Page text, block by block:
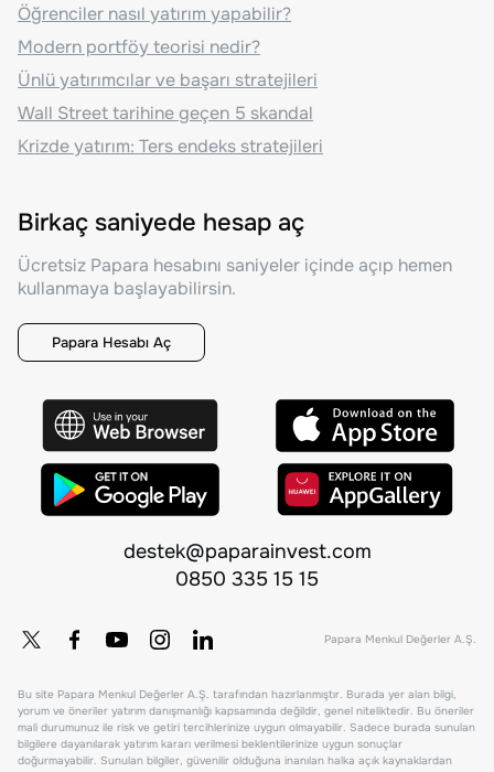
Öğrenciler nasıl yatırım yapabilir?
Modern portföy teorisi nedir?
Ünlü yatırımcılar ve başarı stratejileri
Wall Street tarihine geçen 5 skandal
Krizde yatırım: Ters endeks stratejileri
Birkaç saniyede hesap aç
Ücretsiz Papara hesabını saniyeler içinde açıp hemen
kullanmaya başlayabilirsin.
Papara Hesabı Aç
destek@paparainvest.com
0850 335 15 15
Papara Menkul Değerler A.Ş.
Bu site Papara Menkul Değerler A.Ş. tarafından hazırlanmıştır. Burada yer alan bilgi,
yorum ve öneriler yatırım danışmanlığı kapsamında değildir, genel niteliktedir. Bu öneriler
mali durumunuz ile risk ve getiri tercihlerinize uygun olmayabilir. Sadece burada sunulan
bilgilere dayanılarak yatırım kararı verilmesi beklentilerinize uygun sonuçlar
doğurmayabilir. Sunulan bilgiler, güvenilir olduğuna inanılan halka açık kaynaklardan